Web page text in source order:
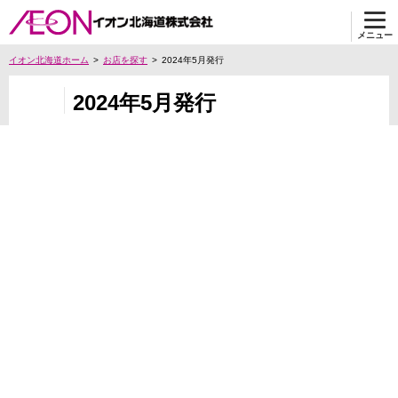
メニュー
イオン北海道ホーム お店を探す 2024年5月発行
2024年5月発行